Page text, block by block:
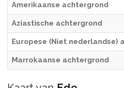
Amerikaanse achtergrond
Aziastische achtergrond
Europese (Niet nederlandse)
Marrokaanse achtergrond